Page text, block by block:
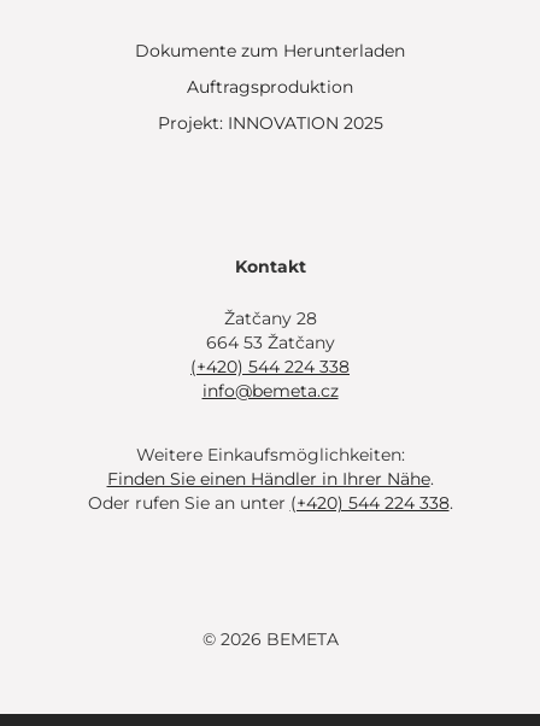
Dokumente zum Herunterladen
Auftragsproduktion
Projekt: INNOVATION 2025
Kontakt
Žatčany 28
664 53 Žatčany
(+420) 544 224 338
info@bemeta.cz
Weitere Einkaufsmöglichkeiten:
Finden Sie einen Händler in Ihrer Nähe.
Oder rufen Sie an unter (+420) 544 224 338.
© 2026 BEMETA